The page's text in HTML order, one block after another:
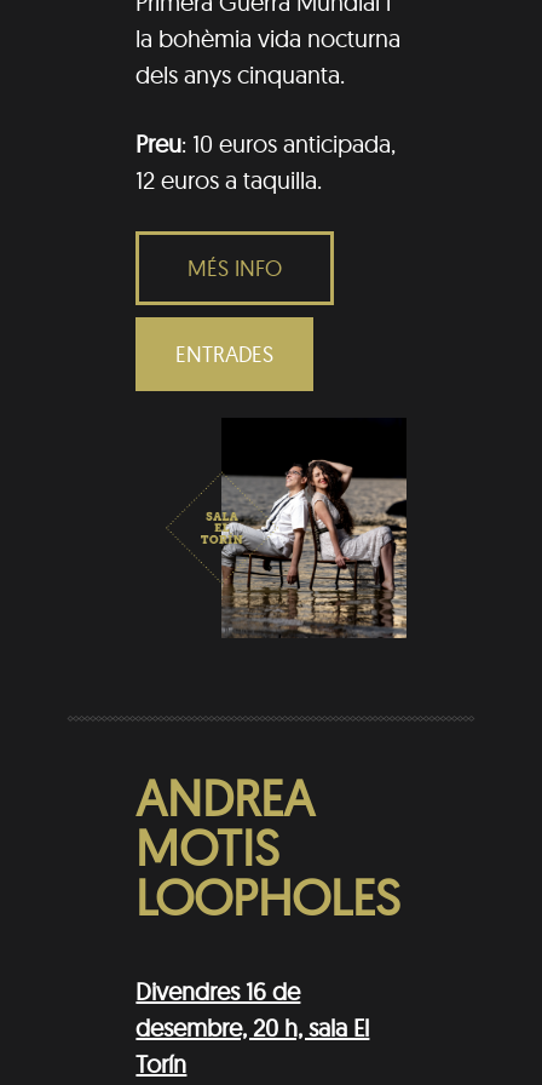
la bohèmia vida nocturna
dels anys cinquanta.
Preu: 10 euros anticipada,
12 euros a taquilla.
MÉS INFO
ENTRADES
ANDREA
MOTIS
LOOPHOLES
Divendres 16 de
desembre, 20 h, sala El
Torín